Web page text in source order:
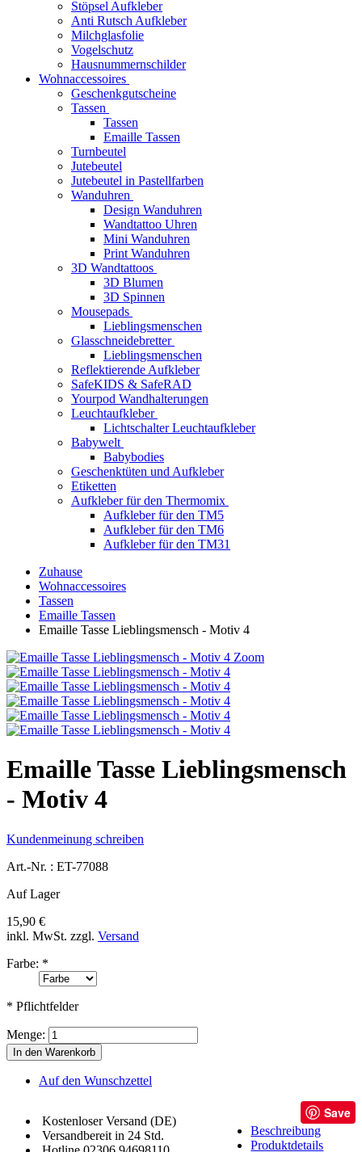
Stöpsel Aufkleber
Anti Rutsch Aufkleber
Milchglasfolie
Vogelschutz
Hausnummernschilder
Wohnaccessoires
Geschenkgutscheine
Tassen
Tassen
Emaille Tassen
Turnbeutel
Jutebeutel
Jutebeutel in Pastellfarben
Wanduhren
Design Wanduhren
Wandtattoo Uhren
Mini Wanduhren
Print Wanduhren
3D Wandtattoos
3D Blumen
3D Spinnen
Mousepads
Lieblingsmenschen
Glasschneidebretter
Lieblingsmenschen
Reflektierende Aufkleber
SafeKIDS & SafeRAD
Yourpod Wandhalterungen
Leuchtaufkleber
Lichtschalter Leuchtaufkleber
Babywelt
Babybodies
Geschenktüten und Aufkleber
Etiketten
Aufkleber für den Thermomix
Aufkleber für den TM5
Aufkleber für den TM6
Aufkleber für den TM31
Zuhause
Wohnaccessoires
Tassen
Emaille Tassen
Emaille Tasse Lieblingsmensch - Motiv 4
Zoom
Emaille Tasse Lieblingsmensch
- Motiv 4
Kundenmeinung schreiben
Art.-Nr. : ET-77088
Auf Lager
15,90 €
inkl. MwSt. zzgl. Versand
Farbe: *
* Pflichtfelder
Menge:
In den Warenkorb
Auf den Wunschzettel
Kostenloser Versand (DE)
Versandbereit in 24 Std.
Save
Beschreibung
Produktdetails